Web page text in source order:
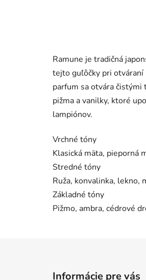
Ramune je tradičná
tejto guľôčky pri otváraní
parfum sa otvára čistými
pižma a vanilky, ktoré
lampiónov.
Vrchné tóny
Klasická mäta, pieporná
Stredné tóny
Ruža, konvalinka, lekno,
Základné tóny
Pižmo, ambra, cédrové
Informácie pre vás